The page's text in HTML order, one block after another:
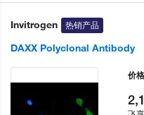
Invitrogen 热销产品
DAXX Polyclonal Antibody
价